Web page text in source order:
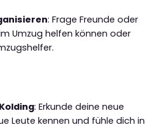
: Frage Freunde oder
Umzug helfen können oder
: Erkunde deine neue
Leute kennen und fühle dich in